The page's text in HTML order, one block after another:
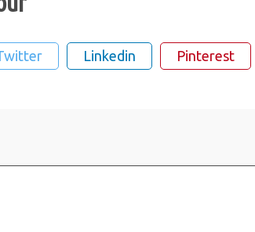
Archivio Linkedin Pinterest